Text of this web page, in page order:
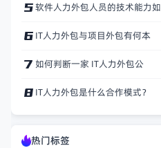
软件人力外包人员的技术能力如
IT人力外包与项目外包有何本
如何判断一家 IT人力外包公
IT人力外包是什么合作模式？
热门标签